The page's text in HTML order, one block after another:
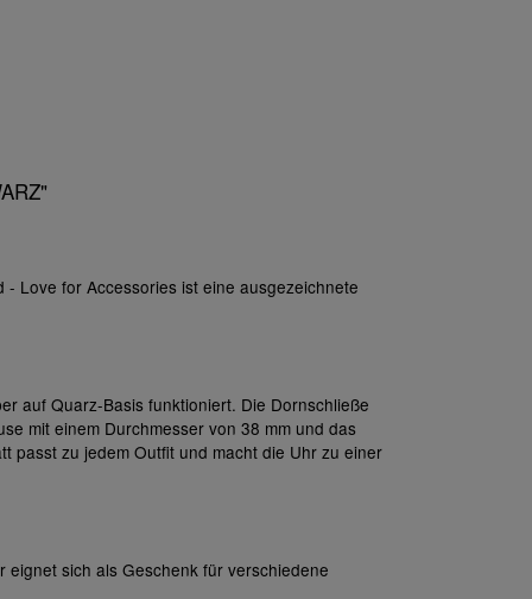
Love for Accessories ist eine ausgezeichnete
auf Quarz-Basis funktioniert. Die Dornschließe
mit einem Durchmesser von 38 mm und das
passt zu jedem Outfit und macht die Uhr zu einer
sich als Geschenk für verschiedene